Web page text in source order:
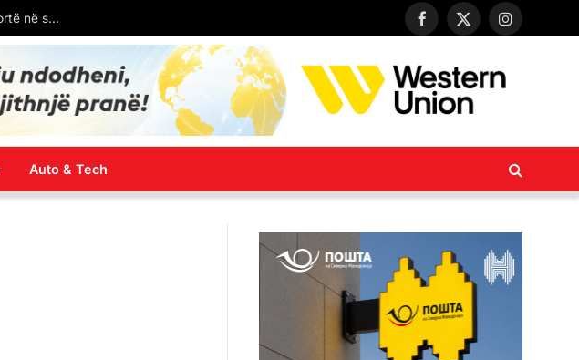
Mbi 30 trilionë juanë: Tregtia e mallrave të Kinës tregon rritje të fortë në shtatë muajt e parë të vitit 2026
Facebook
X
Instagram
Auto & Tech